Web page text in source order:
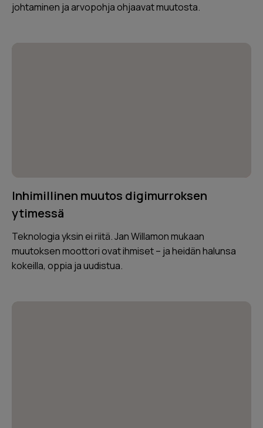
johtaminen ja arvopohja ohjaavat muutosta.
Inhimillinen muutos digimurroksen
ytimessä
Teknologia yksin ei riitä. Jan Willamon mukaan
muutoksen moottori ovat ihmiset – ja heidän halunsa
kokeilla, oppia ja uudistua.